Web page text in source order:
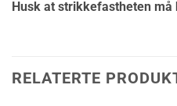
Husk at strikkefastheten
RELATERTE